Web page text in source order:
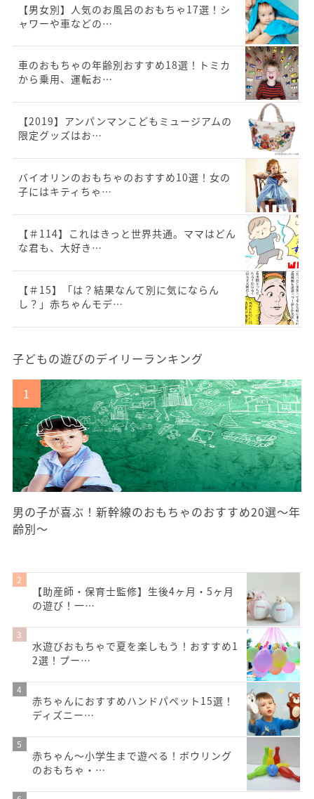
【男女別】人気のお風呂のおもちゃ17選！シ
ャワーや車などの…
車のおもちゃの年齢別おすすめ18選！トミカ
から乗用、運転お…
【2019】アンパンマンこどもミュージアムの
限定グッズはお…
バイオリンのおもちゃのおすすめ10選！女の
子にはキティちゃ…
【＃114】これはきっと世界共通。ママはどん
な君も、大好き…
【＃15】「は？結果なんて別に気にならん
し？」赤ちゃんモデ…
子どもの遊びのデイリーランキング
男の子が喜ぶ！新幹線のおもちゃのおすすめ20選〜年
齢別〜
【助産師・保育士監修】生後4ヶ月・5ヶ月
の遊び！一…
水遊びおもちゃで夏を楽しもう！おすすめ1
2選！プー…
赤ちゃんにおすすめハンドパペット15選！
ディズニー…
赤ちゃん～小学生まで遊べる！ボウリング
のおもちゃ・…